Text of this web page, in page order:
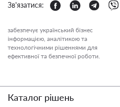
Зв'язатися:
забезпечує український бізнес
інформацією, аналітикою та
технологічними рішеннями для
ефективної та безпечної роботи.
Каталог рішень